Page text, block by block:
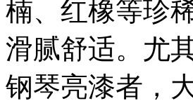
楠、红橡等珍
滑腻舒适。尤
钢琴亮漆者，